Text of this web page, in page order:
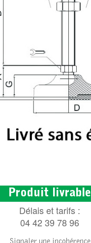
Produit livrable
Délais et tarifs :
04 42 39 78 96
Signaler une incohérence